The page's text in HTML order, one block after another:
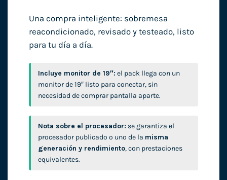
Una compra inteligente: sobremesa
reacondicionado, revisado y testeado, listo
para tu día a día.
Incluye monitor de 19″: el pack llega con un
monitor de 19″ listo para conectar, sin
necesidad de comprar pantalla aparte.
Nota sobre el procesador: se garantiza el
procesador publicado o uno de la misma
generación y rendimiento, con prestaciones
equivalentes.